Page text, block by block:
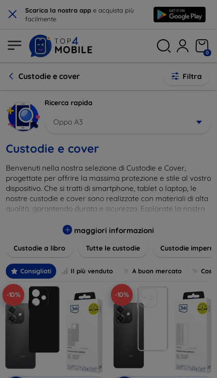
× Scarica la nostra app e acquista più
facilmente
0
Custodie e cover Filtra
Ricerca rapida
Oppo A3
Custodie e cover
Benvenuti nella nostra selezione di Custodie e Cover,
progettate per offrire la massima protezione e stile al vostro
dispositivo. Che si tratti di smartphone, tablet o laptop, le
nostre custodie e cover sono realizzate con materiali di alta
qualità, garantendo durata e sicurezza. Esplorate la nostra
esigenza e gusto. Proteggete il vostro dispositivo con le
maggiori informazioni
Custodie a libro Tutte le custodie Custodie
Consigliati Il più venduto A buon mercato
-10% -10%